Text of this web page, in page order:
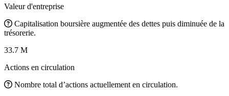
Valeur d'entreprise
Capitalisation boursière augmentée des dettes puis diminuée de la
trésorerie.
33.7 M
Actions en circulation
Nombre total d’actions actuellement en circulation.